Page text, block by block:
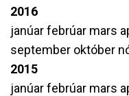
2016
janúarfebrúar mars
september október
2015
janúarfebrúar mars